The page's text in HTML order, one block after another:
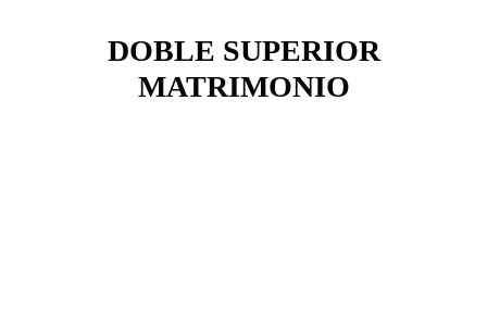
DOBLE SUPERIOR
MATRIMONIO